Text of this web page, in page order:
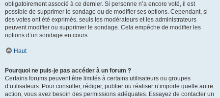
obligatoirement associé à ce dernier. Si personne n’a encore voté, il est
possible de supprimer le sondage ou de modifier ses options. Cependant, si
des votes ont été exprimés, seuls les modérateurs et les administrateurs
peuvent modifier ou supprimer le sondage. Cela empêche de modifier les
options d’un sondage en cours.
Haut
Pourquoi ne puis-je pas accéder à un forum ?
Certains forums peuvent être limités à certains utilisateurs ou groupes
d’utilisateurs. Pour consulter, rédiger, publier ou réaliser n’importe quelle autre
action, vous avez besoin des permissions adéquates. Essayez de contacter un